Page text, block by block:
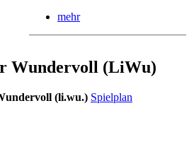
mehr
Wundervoll (LiWu)
(li.wu.) Spielplan